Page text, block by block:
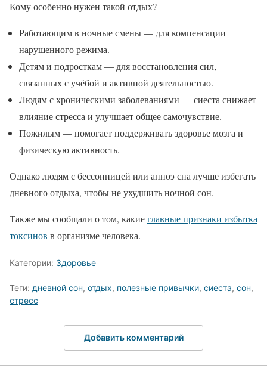
Кому особенно нужен такой отдых?
Работающим в ночные смены — для компенсации
нарушенного режима.
Детям и подросткам — для восстановления сил,
связанных с учёбой и активной деятельностью.
Людям с хроническими заболеваниями — сиеста снижает
влияние стресса и улучшает общее самочувствие.
Пожилым — помогает поддерживать здоровье мозга и
физическую активность.
Однако людям с бессонницей или апноэ сна лучше избегать
дневного отдыха, чтобы не ухудшить ночной сон.
Также мы сообщали о том, какиеглавные признаки избытка
токсинов в организме человека.
Категории: Здоровье
Теги: дневной сон, отдых, полезные привычки, сиеста, сон,
стресс
Добавить комментарий